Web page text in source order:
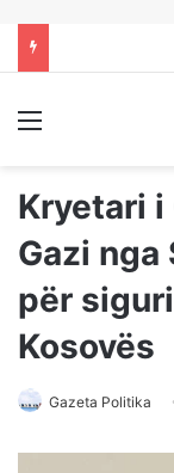
Menu
Kryetari i
Gazi nga
për
Kosovës
Gazeta Politika